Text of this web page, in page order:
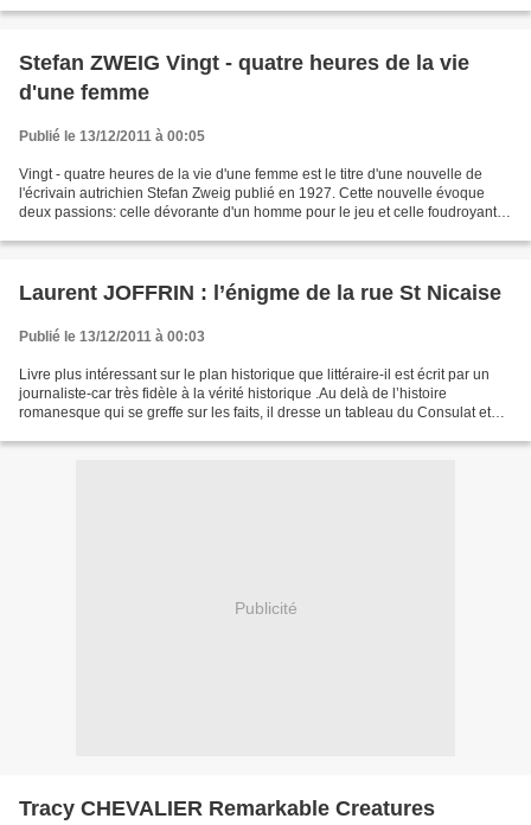
Stefan ZWEIG Vingt - quatre heures de la vie
d'une femme
Publié le 13/12/2011 à 00:05
Vingt - quatre heures de la vie d'une femme est le titre d'une nouvelle de
l'écrivain autrichien Stefan Zweig publié en 1927. Cette nouvelle évoque
deux passions: celle dévorante d'un homme pour le jeu et celle foudroyante
Laurent JOFFRIN : l’énigme de la rue St Nicaise
Publié le 13/12/2011 à 00:03
Livre plus intéressant sur le plan historique que littéraire-il est écrit par un
journaliste-car très fidèle à la vérité historique .Au delà de l’histoire
romanesque qui se greffe sur les faits, il dresse un tableau du Consulat et
Publicité
Tracy CHEVALIER Remarkable Creatures